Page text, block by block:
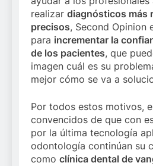
realizar diagnósticos más
precisos, Second Opinion
para incrementar la
de los pacientes, que
imagen cuál es su
mejor cómo se va a
Por todos estos motivos,
convencidos de que con
por la última tecnología
odontología continúan su
como clínica dental de